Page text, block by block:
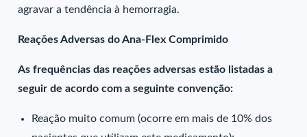
agravar a tendência à hemorragia.
Reações Adversas do Ana-Flex Comprimido
As frequências das reações adversas estão listadas a
seguir de acordo com a seguinte convenção:
Reação muito comum (ocorre em mais de 10% dos